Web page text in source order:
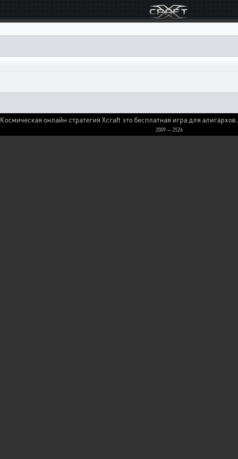
Космическая онлайн стратегия Xcraft это бесплатная игра для алигархов.
2009 — 2526